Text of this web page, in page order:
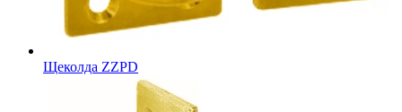
Щеколда ZZPD